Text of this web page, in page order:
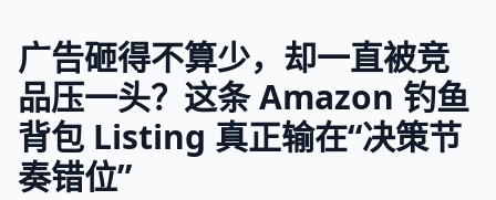
广告砸得不算少，却一直被竞
品压一头？这条 Amazon 钓鱼
背包 Listing 真正输在“决策节
奏错位”